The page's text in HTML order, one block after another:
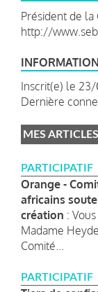
Président de la
http://
Inscrit(e) le
Dernière
MES ARTICLES
PARTICIPATIF
Orange -
africains
création :
Madame
Comité...
PARTICIPATIF